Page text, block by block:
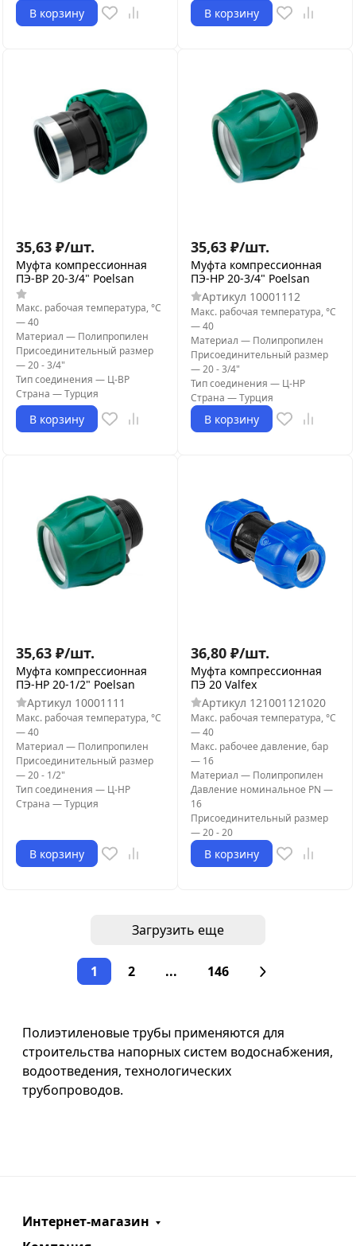
В корзину В корзину
35,63 ₽/шт.
Муфта компрессионная
ПЭ-ВР 20-3/4" Poelsan
Макс. рабочая температура, °С
—40
Материал — Полипропилен
Присоединительный размер
—20 - 3/4"
Тип соединения — Ц-ВР
Страна —Турция
В корзину
35,63 ₽/шт.
Муфта компрессионная
ПЭ-НР 20-3/4" Poelsan
Артикул 10001112
Макс. рабочая температура, °С
—40
Материал — Полипропилен
Присоединительный размер
—20 - 3/4"
Тип соединения — Ц-НР
Страна —Турция
В корзину
35,63 ₽/шт.
Муфта компрессионная
ПЭ-НР 20-1/2" Poelsan
Артикул 10001111
Макс. рабочая температура, °С
—40
Материал — Полипропилен
Присоединительный размер
—20 - 1/2"
Тип соединения — Ц-НР
Страна —Турция
В корзину
36,80 ₽/шт.
Муфта компрессионная
ПЭ 20 Valfex
Артикул 121001121020
Макс. рабочая температура, °С
—40
Макс. рабочее давление, бар
— 16
Материал — Полипропилен
Давление номинальное PN —
16
Присоединительный размер
—20 - 20
В корзину
Загрузить еще
1 2 ... 146
Полиэтиленовые трубы применяются для
строительства напорных систем водоснабжения,
водоотведения, технологических
трубопроводов.
Интернет-магазин